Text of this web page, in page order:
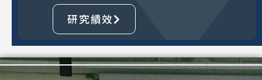
研究績效